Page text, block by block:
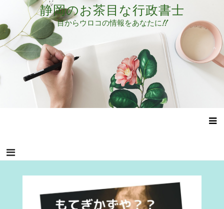
テ
ン
ツ
キ
静岡のお茶目な行政書士
目からウロコの情報をあなたに!!